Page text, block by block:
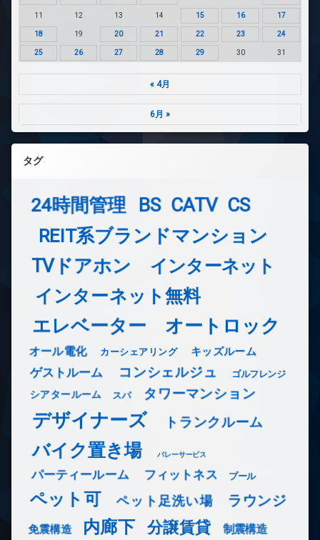
11 12 13 14 15 16 17
18 19 20 21 22 23 24
25 26 27 28 29 30 31
« 4月
6月 »
タグ
24時間管理 BS CATV CS
REIT系ブランドマンション
TVドアホン インターネット
インターネット無料
エレベーター オートロック
オール電化 カーシェアリング キッズルーム
ゲストルーム コンシェルジュ ゴルフレンジ
シアタールーム スパ タワーマンション
デザイナーズ トランクルーム
バイク置き場 バレーサービス
パーティールーム フィットネス プール
ペット可 ペット足洗い場 ラウンジ
免震構造 内廊下 分譲賃貸 制震構造